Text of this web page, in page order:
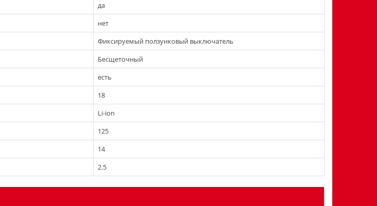
да
нет
Фиксируемый ползунковый выключатель
Бесщеточный
есть
18
Li-ion
125
14
2.5